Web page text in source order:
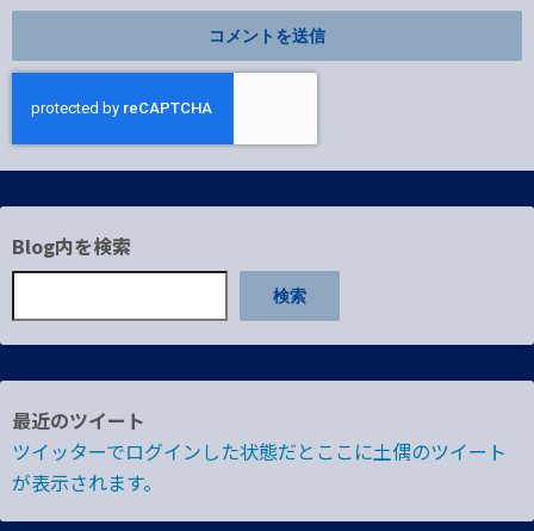
Blog内を検索
検索
最近のツイート
ツイッターでログインした状態だとここに土偶のツイート
が表示されます。